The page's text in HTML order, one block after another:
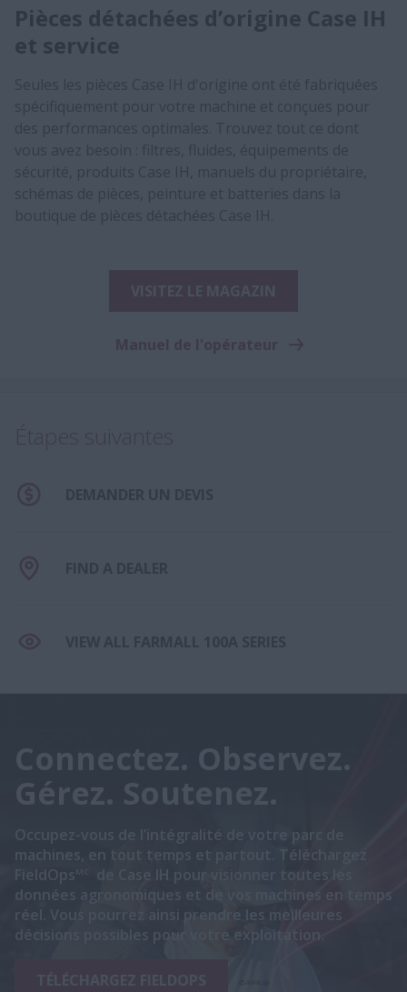
Pièces détachées d’origine Case IH
et service
Connectez. Observez.
Gérez. Soutenez.
Occupez-vous de l’intégralité de votre parc de
machines, en tout temps et partout. Téléchargez
FieldOps
de Case IH pour visionner toutes les
données agronomiques et de vos machines en temps
réel. Vous pourrez ainsi prendre les meilleures
décisions possibles pour votre exploitation.